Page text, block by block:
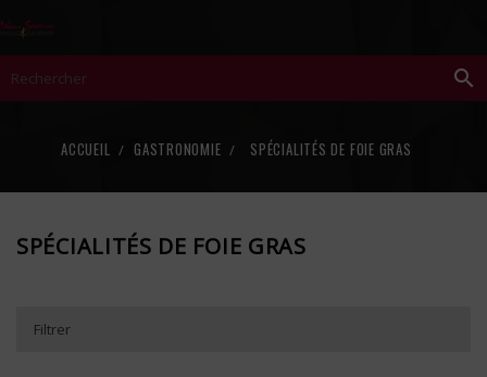

ACCUEIL GASTRONOMIE SPÉCIALITÉS DE FOIE GRAS
SPÉCIALITÉS DE FOIE GRAS
Filtrer